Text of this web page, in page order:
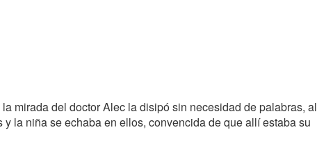
mirada del doctor Alec la disipó sin necesidad de palabras, al
la niña se echaba en ellos, convencida de que allí estaba su